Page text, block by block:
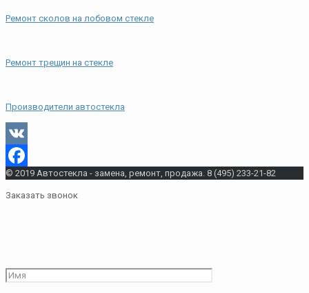
Ремонт сколов на лобовом стекле
Ремонт трещин на стекле
Производители автостекла
VK
Facebook
© 2019 Автостекла - замена, ремонт, продажа. 8 (495) 233-21-82
Заказать звонок